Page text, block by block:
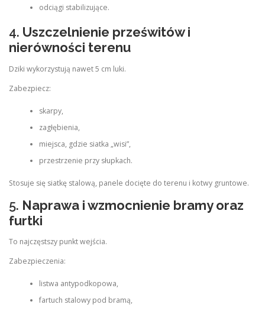
odciągi stabilizujące.
4. Uszczelnienie prześwitów i
nierówności terenu
Dziki wykorzystują nawet 5 cm luki.
Zabezpiecz:
skarpy,
zagłębienia,
miejsca, gdzie siatka „wisi”,
przestrzenie przy słupkach.
Stosuje się siatkę stalową, panele docięte do terenu i kotwy gruntowe.
5. Naprawa i wzmocnienie bramy oraz
furtki
To najczęstszy punkt wejścia.
Zabezpieczenia:
listwa antypodkopowa,
fartuch stalowy pod bramą,